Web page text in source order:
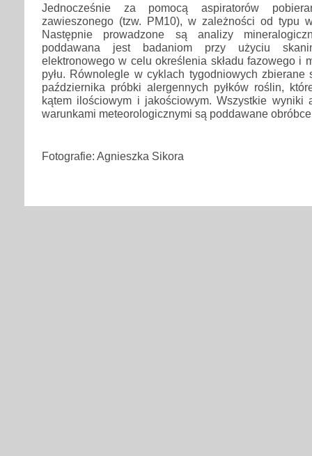
Jednocześnie za pomocą aspiratorów
zawieszonego (tzw. PM10), w zależności od typu
Następnie prowadzone są analizy
poddawana jest badaniom przy użyciu
elektronowego w celu określenia składu fazowego i
pyłu. Równolegle w cyklach tygodniowych
października próbki alergennych pyłków roślin,
kątem ilościowym i jakościowym. Wszystkie wyniki
warunkami meteorologicznymi są poddawane
Fotografie: Agnieszka Sikora